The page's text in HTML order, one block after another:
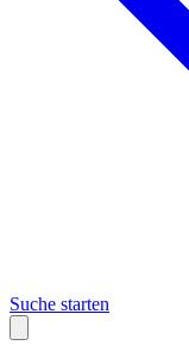
Suche starten